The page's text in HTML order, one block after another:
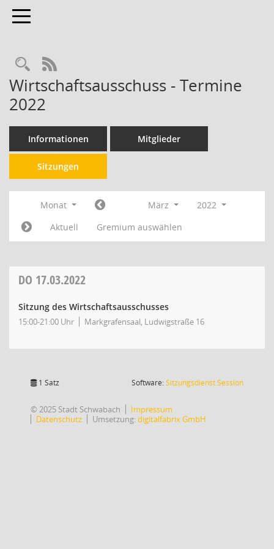
Toggle navigation
RSS-Feed
Wirtschaftsausschuss - Termine
2022
Informationen Mitglieder
Sitzungen
Monat März
2022
Aktuell
Gremium auswählen
DO 17.03.2022
Sitzung des Wirtschaftsausschusses
15:00-21:00 Uhr Markgrafensaal, Ludwigstraße 16
1 Satz Software:SitzungsdienstSession(Wird in
© 2025 Stadt Schwabach
Impressum
Datenschutz
Umsetzung:digitalfabrix GmbH